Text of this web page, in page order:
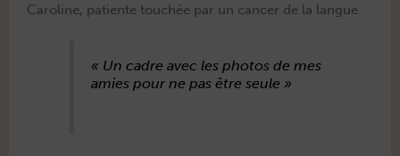
Caroline, patiente touchée par un cancer de la langue
« Un cadre avec les pho­tos de mes
amies pour ne pas être seule »